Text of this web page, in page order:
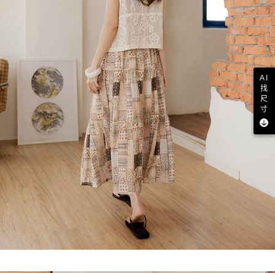
AI
找
尺
寸